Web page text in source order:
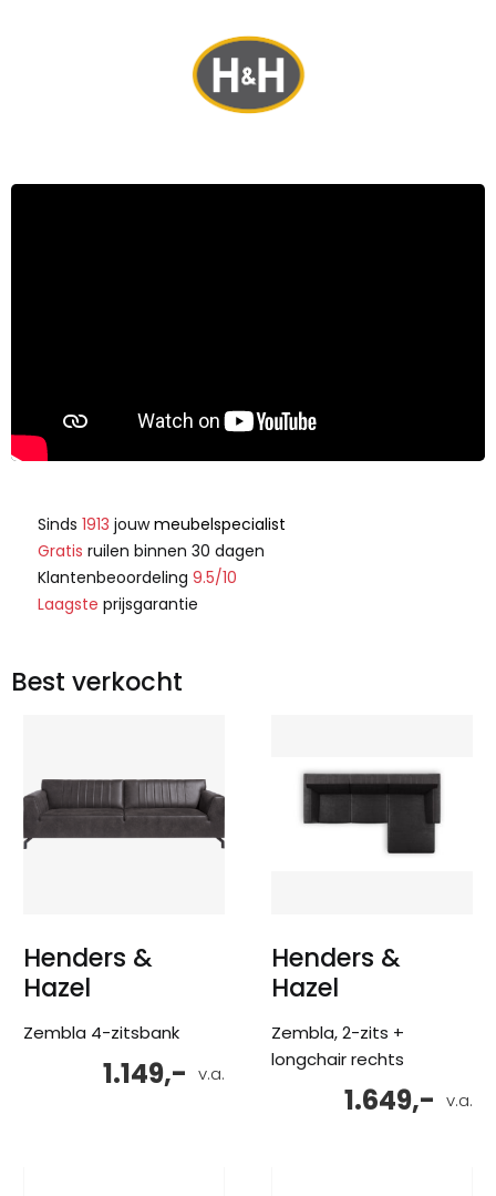
Sinds 1913 jouwmeubelspecialist
Gratis ruilen binnen 30 dagen
Klantenbeoordeling 9.5/10
Laagste prijsgarantie
Best verkocht
Henders &
Hazel
Zembla 4-zitsbank
v.a.
1.149,-
Henders &
Hazel
Zembla, 2-zits +
longchair rechts
v.a.
1.649,-